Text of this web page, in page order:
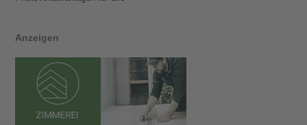
Anzeigen